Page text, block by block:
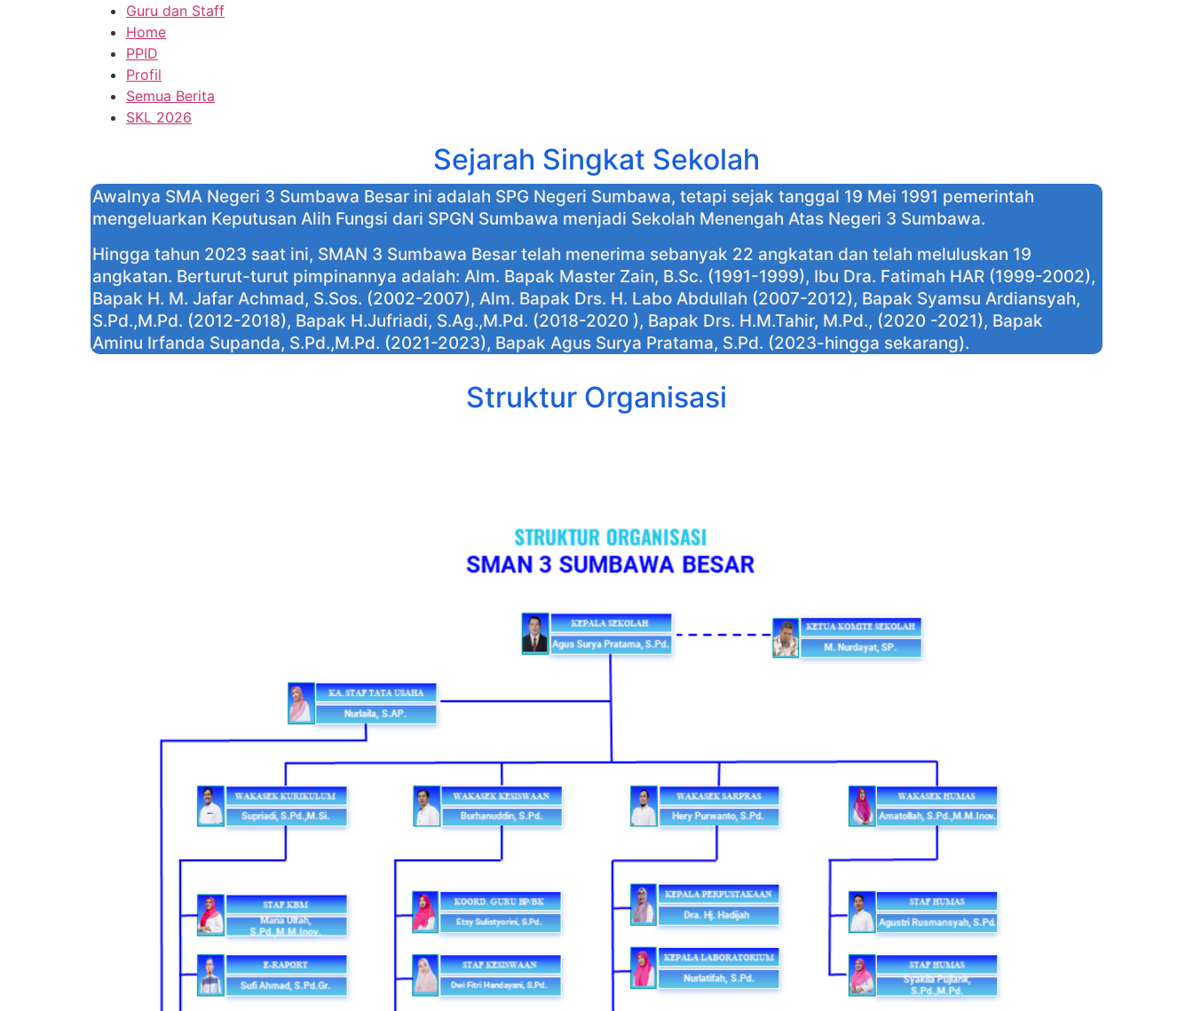
Guru dan Staff
Home
PPID
Profil
Semua Berita
SKL 2026
Sejarah Singkat Sekolah
Awalnya SMA Negeri 3 Sumbawa Besar ini adalah SPG Negeri Sumbawa, tetapi sejak tanggal 19 Mei 1991 pemerintah
mengeluarkan Keputusan Alih Fungsi dari SPGN Sumbawa menjadi Sekolah Menengah Atas Negeri 3 Sumbawa.
Hingga tahun 2023 saat ini, SMAN 3 Sumbawa Besar telah menerima sebanyak 22 angkatan dan telah meluluskan 19
angkatan. Berturut-turut pimpinannya adalah: Alm. Bapak Master Zain, B.Sc. (1991-1999), Ibu Dra. Fatimah HAR (1999-2002),
Bapak H. M. Jafar Achmad, S.Sos. (2002-2007), Alm. Bapak Drs. H. Labo Abdullah (2007-2012), Bapak Syamsu Ardiansyah,
S.Pd.,M.Pd. (2012-2018), Bapak H.Jufriadi, S.Ag.,M.Pd. (2018-2020 ), Bapak Drs. H.M.Tahir, M.Pd., (2020 -2021), Bapak
Aminu Irfanda Supanda, S.Pd.,M.Pd. (2021-2023), Bapak Agus Surya Pratama, S.Pd. (2023-hingga sekarang).
Struktur Organisasi